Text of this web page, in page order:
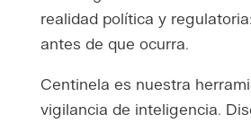
realidad política y
antes de que ocurra.
Centinela es nuestra
vigilancia de inteligencia.